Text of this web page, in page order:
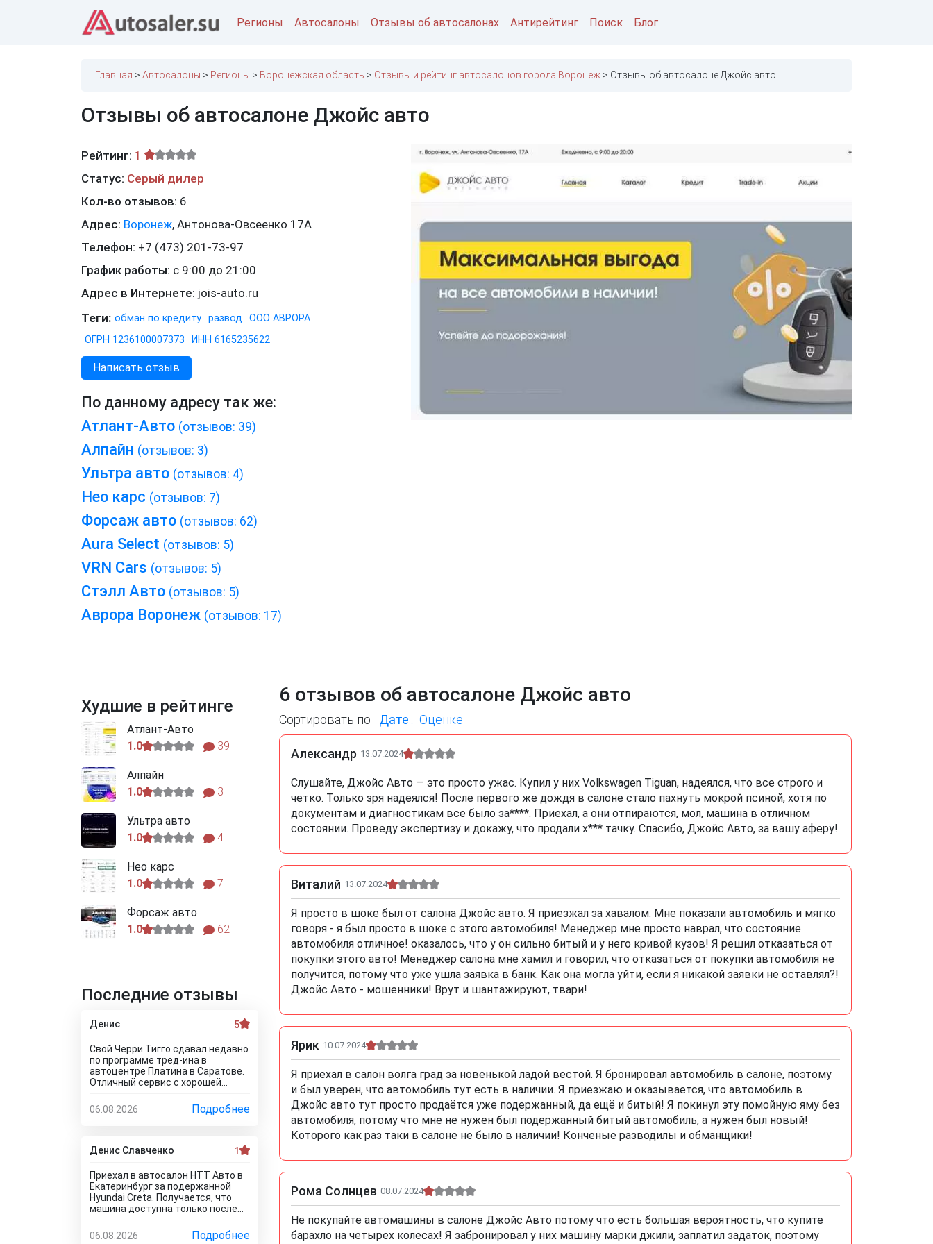
Регионы Автосалоны Отзывы об автосалонах Антирейтинг Поиск Блог
Главная Автосалоны Регионы Воронежская область Отзывы и рейтинг автосалонов города Воронеж Отзывы об автосалоне Джойс авто
Отзывы об автосалоне Джойс авто
Рейтинг: 1
Статус: Серый дилер
Кол-во отзывов: 6
Адрес: Воронеж, Антонова-Овсеенко 17А
Телефон: +7 (473) 201-73-97
График работы: с 9:00 до 21:00
Адрес в Интернете: jois-auto.ru
Теги: обман по кредиту развод
ООО АВРОРА
ОГРН 1236100007373
ИНН 6165235622
Написать отзыв
По данному адресу так же:
Атлант-Авто (отзывов: 39)
Алпайн (отзывов: 3)
Ультра авто (отзывов: 4)
Нео карс (отзывов: 7)
Форсаж авто (отзывов: 62)
Aura Select (отзывов: 5)
VRN Cars (отзывов: 5)
Стэлл Авто (отзывов: 5)
Аврора Воронеж (отзывов: 17)
6 отзывов об автосалоне Джойс авто
Сортировать по Дате Оценке
Александр 13.07.2024
Слушайте, Джойс Авто — это просто ужас. Купил у них Volkswagen Tiguan, надеялся, что все строго и
четко. Только зря надеялся! После первого же дождя в салоне стало пахнуть мокрой псиной, хотя по
документам и диагностикам все было за****. Приехал, а они отпираются, мол, машина в отличном
состоянии. Проведу экспертизу и докажу, что продали х*** тачку. Спасибо, Джойс Авто, за вашу аферу!
Виталий 13.07.2024
Я просто в шоке был от салона Джойс авто. Я приезжал за хавалом. Мне показали автомобиль и мягко
говоря - я был просто в шоке с этого автомобиля! Менеджер мне просто наврал, что состояние
автомобиля отличное! оказалось, что у он сильно битый и у него кривой кузов! Я решил отказаться от
покупки этого авто! Менеджер салона мне хамил и говорил, что отказаться от покупки автомобиля не
получится, потому что уже ушла заявка в банк. Как она могла уйти, если я никакой заявки не оставлял?!
Джойс Авто - мошенники! Врут и шантажируют, твари!
Ярик 10.07.2024
Я приехал в салон волга град за новенькой ладой вестой. Я бронировал автомобиль в салоне, поэтому
и был уверен, что автомобиль тут есть в наличии. Я приезжаю и оказывается, что автомобиль в
Джойс авто тут просто продаётся уже подержанный, да ещё и битый! Я покинул эту помойную яму без
автомобиля, потому что мне не нужен был подержанный битый автомобиль, а нужен был новый!
Которого как раз таки в салоне не было в наличии! Конченые разводилы и обманщики!
Рома Солнцев 08.07.2024
Не покупайте автомашины в салоне Джойс Авто потому что есть большая вероятность, что купите
барахло на четырех колесах! Я забронировал у них машину марки джили, заплатил задаток, поэтому
Худшие в рейтинге
Атлант-Авто
1.0
39
Алпайн
1.0
3
Ультра авто
1.0
4
Нео карс
1.0
7
Форсаж авто
1.0
62
Последние отзывы
Денис 5
Свой Черри Тигго сдавал недавно
по программе тред-ина в
автоцентре Платина в Саратове.
Отличный сервис с хорошей
тут специально никто цены не
занижает, все честно и
мне сразу предложили
салоне. Для клиента это важно,
самому возиться не надо.
Сделали все быстро и поставили
нормальную цену. Теперь буду
ждать , пока тачку продадут, не
справятся так как тут работают
06.08.2026 Подробнее
Денис Славченко 1
Приехал в автосалон НТТ Авто в
Екатеринбург за подержанной
Hyundai Creta. Получается, что
машина доступна только после
идеальном состоянии здесь
06.08.2026 Подробнее